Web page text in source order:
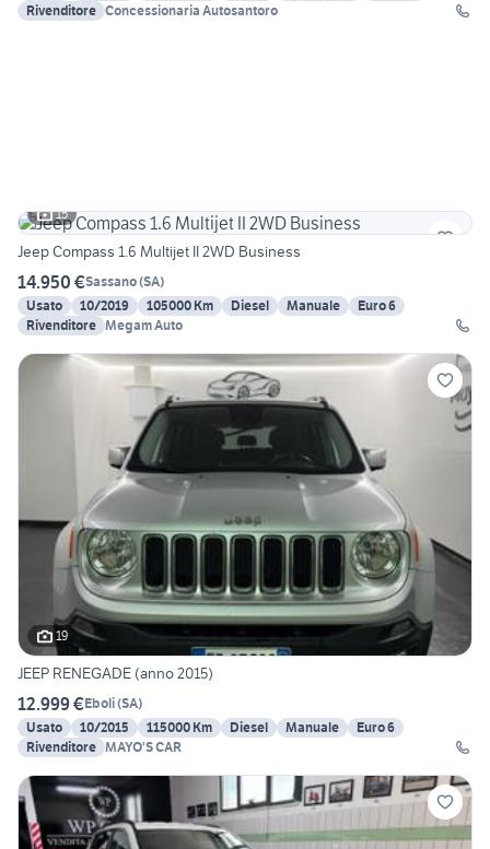
Rivenditore Concessionaria Autosantoro
15
Jeep Compass 1.6 Multijet II 2WD Business
14.950 €Sassano(SA)
Usato
10/2019 105000 Km Diesel Manuale
Euro 6
Rivenditore Megam Auto
19
JEEP RENEGADE (anno 2015)
12.999 €Eboli(SA)
Usato
10/2015 115000 Km Diesel Manuale
Euro 6
Rivenditore MAYO'S CAR